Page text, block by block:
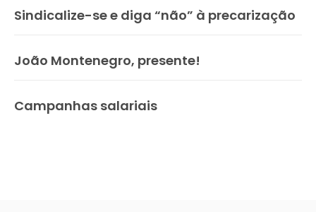
Sindicalize-se e diga “não” à precarização
João Montenegro, presente!
Campanhas salariais